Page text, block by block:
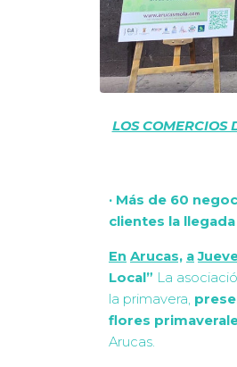
LOS COMERCIOS
· Más de 60
clientes la
En Arucas, a
Local” La
la primavera,
flores
Arucas.